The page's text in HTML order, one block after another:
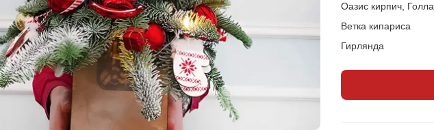
Оазис кирпич,
Ветка кипариса
Гирлянда